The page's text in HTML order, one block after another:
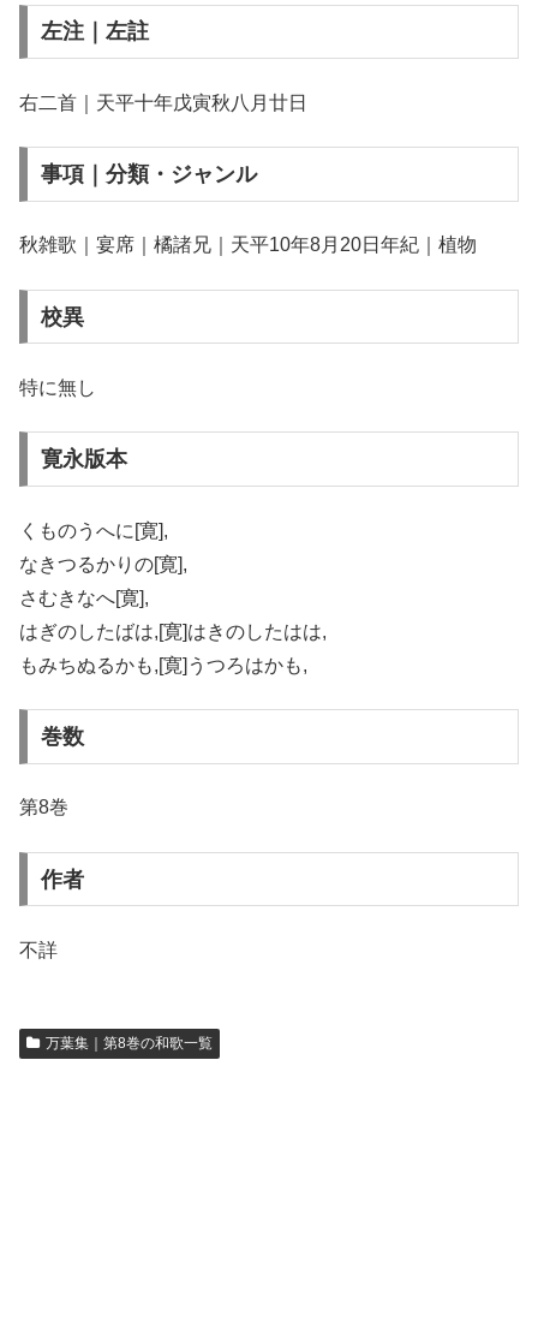
左注｜左註
右二首｜天平十年戊寅秋八月廿日
事項｜分類・ジャンル
秋雑歌｜宴席｜橘諸兄｜天平10年8月20日年紀｜植物
校異
特に無し
寛永版本
くものうへに[寛],
なきつるかりの[寛],
さむきなへ[寛],
はぎのしたばは,[寛]はきのしたはは,
もみちぬるかも,[寛]うつろはかも,
巻数
第8巻
作者
不詳
万葉集｜第8巻の和歌一覧